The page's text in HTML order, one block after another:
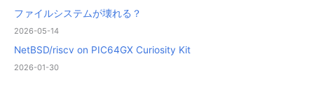
ファイルシステムが壊れる？
2026-05-14
NetBSD/riscv on PIC64GX Curiosity Kit
2026-01-30